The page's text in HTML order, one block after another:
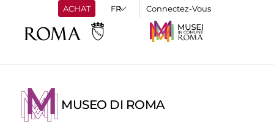
ACHAT Connectez-Vous
MUSEO DI ROMA